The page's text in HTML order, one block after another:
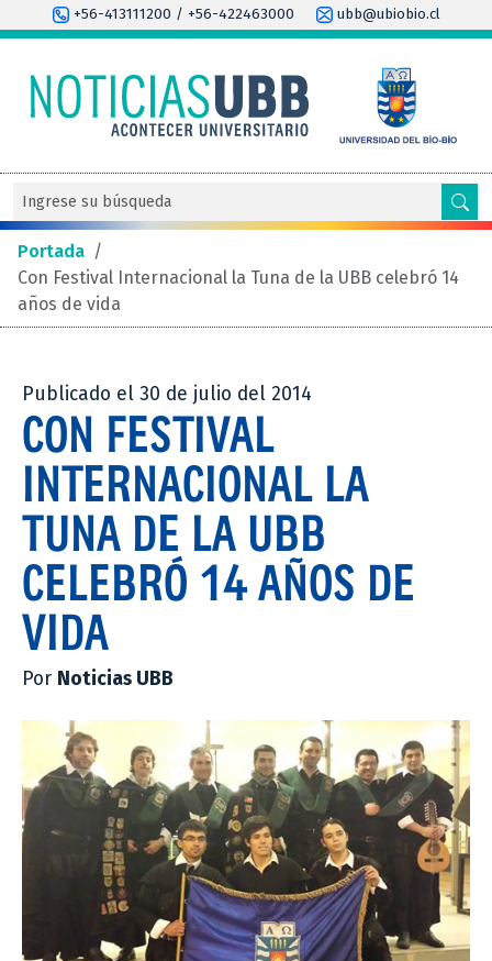
+56-413111200 / +56-422463000 ubb@ubiobio.cl
Portada /
Con Festival Internacional la Tuna de la UBB celebró 14
años de vida
Publicado el 30 de julio del 2014
CON FESTIVAL
INTERNACIONAL LA
TUNA DE LA UBB
CELEBRÓ 14 AÑOS DE
VIDA
Por Noticias UBB